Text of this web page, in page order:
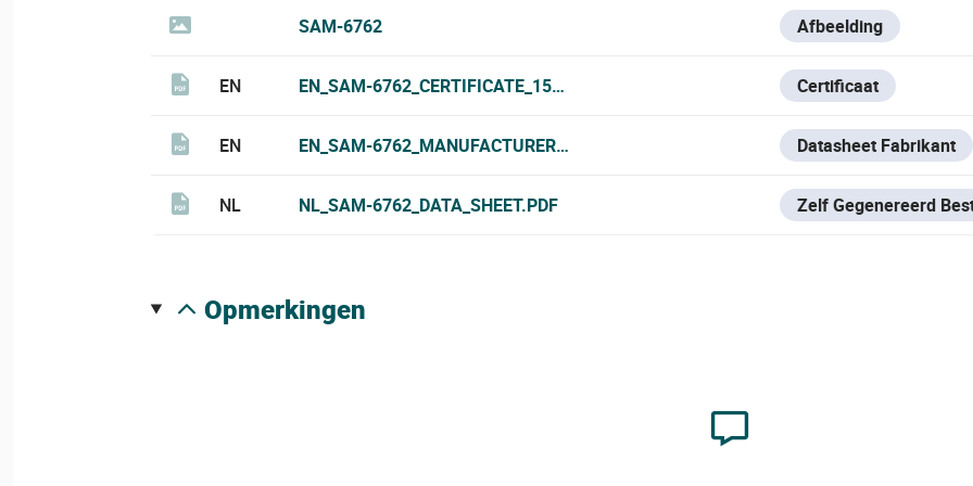
SAM-6762 Afbeelding
EN EN_SAM-6762_CERTIFICATE_150524.PDF Certificaat
EN EN_SAM-6762_MANUFACTURER_DATA_SHEET.PDF Datasheet Fabrikant
NL NL_SAM-6762_DATA_SHEET.PDF Zelf Gegenereerd
opmerkingen